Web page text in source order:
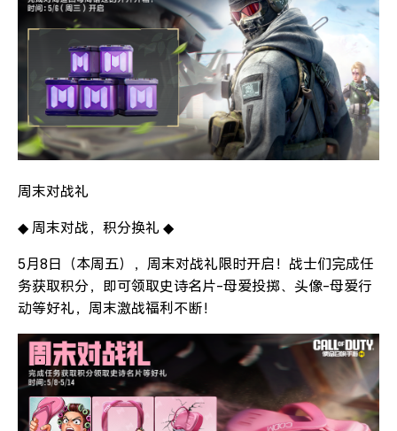
周末对战礼
◆ 周末对战，积分换礼 ◆
5月8日（本周五），周末对战礼限时开启！战士们完成任
务获取积分，即可领取史诗名片-母爱投掷、头像-母爱行
动等好礼，周末激战福利不断！